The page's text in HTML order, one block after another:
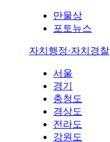
만물상
포토뉴스
자치행정·자치경찰
서울
경기
충청도
경상도
전라도
강원도